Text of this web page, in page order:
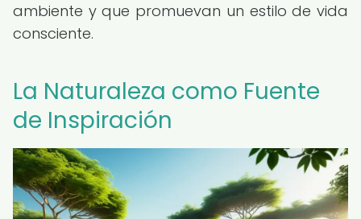
ambiente y que promuevan un estilo de vida
consciente.
La Naturaleza como Fuente
de Inspiración